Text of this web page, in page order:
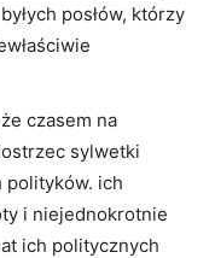
posłów, którzy
czasem na
sylwetki
polityków. ich
i niejednokrotnie
ich politycznych